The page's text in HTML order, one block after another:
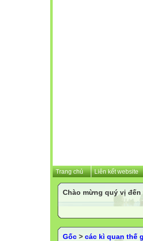
Trang chủ Liên kết website
Chào mừng quý vị
Gốc > các kì quan thế